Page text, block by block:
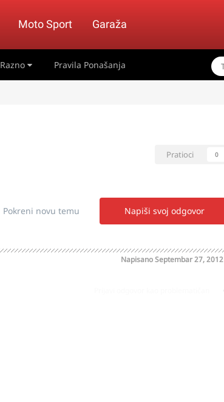
Moto Sport Garaža
Razno Pravila Ponašanja
Pratioci 0
Napiši svoj odgovor
Pokreni novu temu
NapisanoSeptembar 27, 2012